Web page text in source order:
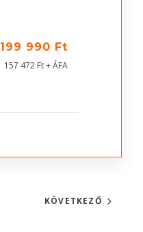
199 990 Ft
157 472 Ft + ÁFA
KÖVETKEZŐ